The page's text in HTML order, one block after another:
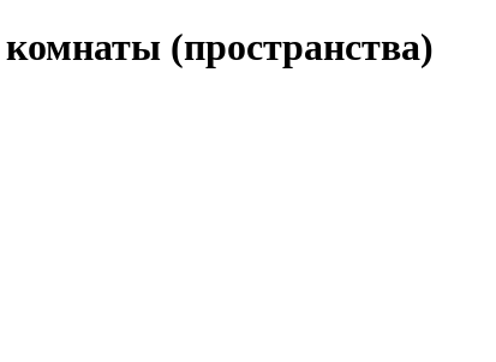
(пространства)